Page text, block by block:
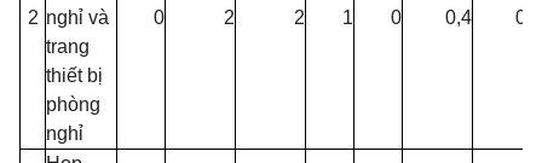
2 nghỉ và
trang
thiết bị
phòng
nghỉ
0 2 2 1 0 0,4 0,4